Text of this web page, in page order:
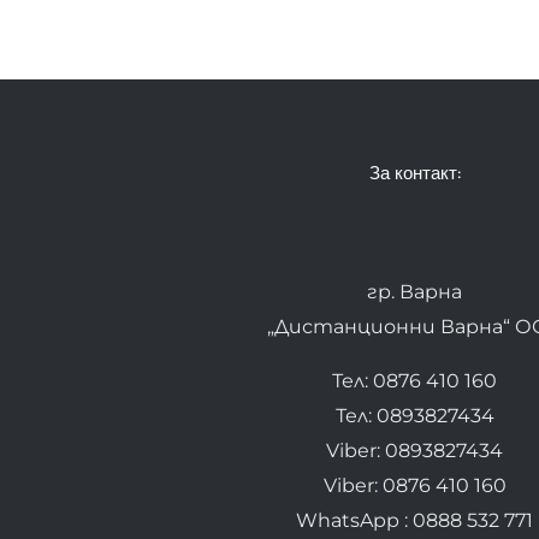
За контакт:
гр. Варна
„Дистанционни Варна“
Тел: 0876 410 160
Тел: 0893827434
Viber: 0893827434
Viber: 0876 410 160
WhatsApp : 0888 532 771